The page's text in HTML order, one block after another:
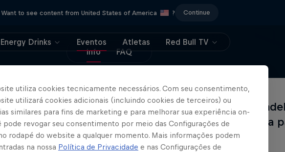
Want to see content from United States of America ? Continue
Energy Drinks Eventos Atletas
Red Bull TV
Info
FAQ
vez, Newgiza é a cidade foco do torneio Premier
a 1 de novembro. Assista a todas as partidas a
de final.
utiliza cookies tecnicamente necessários. Com seu consentimento,
utilizará cookies adicionais (incluindo cookies de terceiros) ou
similares para fins de marketing e para melhorar sua experiência on-
pode revogar seu consentimento por meio das Configurações de
rodapé do website a qualquer momento. Mais informações podem
na nossa Política de Privacidade e nas Configurações de